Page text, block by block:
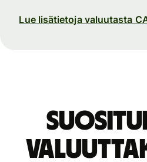
Lue lisätietoja valuutasta